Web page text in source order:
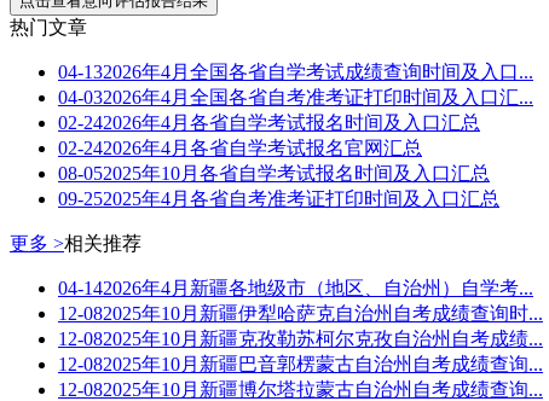
热门文章
04-132026年4月全国各省自学考试成绩查询时间及入口...
04-032026年4月全国各省自考准考证打印时间及入口汇...
02-242026年4月各省自学考试报名时间及入口汇总
02-242026年4月各省自学考试报名官网汇总
08-052025年10月各省自学考试报名时间及入口汇总
09-252025年4月各省自考准考证打印时间及入口汇总
更多 >相关推荐
04-142026年4月新疆各地级市（地区、自治州）自学考...
12-082025年10月新疆伊犁哈萨克自治州自考成绩查询时...
12-082025年10月新疆克孜勒苏柯尔克孜自治州自考成绩...
12-082025年10月新疆巴音郭楞蒙古自治州自考成绩查询...
12-082025年10月新疆博尔塔拉蒙古自治州自考成绩查询...